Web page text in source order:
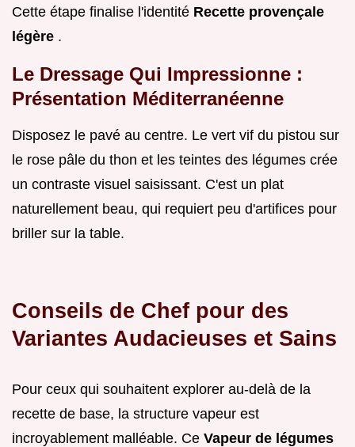
Cette étape finalise l'identité Recette provençale
légère .
Le Dressage Qui Impressionne :
Présentation Méditerranéenne
Disposez le pavé au centre. Le vert vif du pistou sur
le rose pâle du thon et les teintes des légumes crée
un contraste visuel saisissant. C'est un plat
naturellement beau, qui requiert peu d'artifices pour
briller sur la table.
Conseils de Chef pour des
Variantes Audacieuses et Sains
Pour ceux qui souhaitent explorer au-delà de la
recette de base, la structure vapeur est
incroyablement malléable. Ce Vapeur de légumes